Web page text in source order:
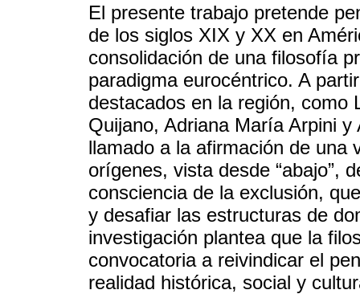
El presente trabajo pretende
de los siglos XIX y XX en
consolidación de una filosofía
paradigma eurocéntrico. A
destacados en la región, como
Quijano, Adriana María Arpini
llamado a la afirmación de una
orígenes, vista desde “abajo”,
consciencia de la exclusión,
y desafiar las estructuras de
investigación plantea que la
convocatoria a reivindicar el
realidad histórica, social y